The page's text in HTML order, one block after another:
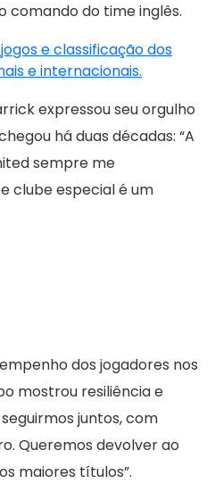
comando do time inglês.
e classificação dos
e internacionais.
expressou seu orgulho
há duas décadas: “A
sempre me
clube especial é um
dos jogadores nos
mostrou resiliência e
juntos, com
Queremos devolver ao
maiores títulos”.